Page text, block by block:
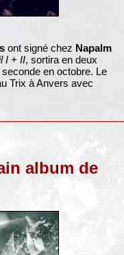
ont signé chez Napalm
I + II, sortira en deux
en octobre. Le
Trix à Anvers avec
album de